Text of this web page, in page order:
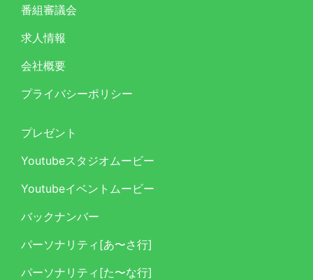
番組審議会
求人情報
会社概要
プライバシーポリシー
プレゼント
Youtubeスタジオムービー
Youtubeイベントムービー
バックナンバー
パーソナリティ[あ〜さ行]
パーソナリティ[た〜な行]